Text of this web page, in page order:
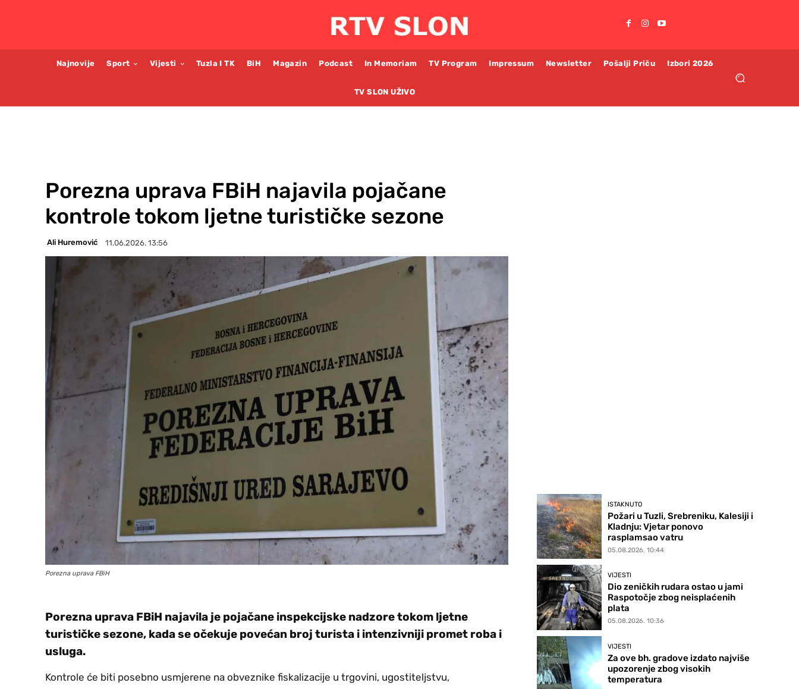
Najnovije Sport Vijesti Tuzla I TK BiH Magazin Podcast In Memoriam TV Program Impressum Newsletter Pošalji Priču Izbori 2026
TV SLON UŽIVO
Porezna uprava FBiH najavila pojačane
kontrole tokom ljetne turističke sezone
Ali Huremović 11.06.2026. 13:56
Porezna uprava FBiH
Porezna uprava FBiH najavila je pojačane inspekcijske nadzore tokom ljetne
turističke sezone, kada se očekuje povećan broj turista i intenzivniji promet roba i
usluga.
Kontrole će biti posebno usmjerene na obveznike fiskalizacije u trgovini, ugostiteljstvu,
ISTAKNUTO
Požari u Tuzli, Srebreniku, Kalesiji i
Kladnju: Vjetar ponovo
rasplamsao vatru
05.08.2026. 10:44
VIJESTI
Dio zeničkih rudara ostao u jami
Raspotočje zbog neisplaćenih
plata
05.08.2026. 10:36
VIJESTI
Za ove bh. gradove izdato najviše
upozorenje zbog visokih
temperatura